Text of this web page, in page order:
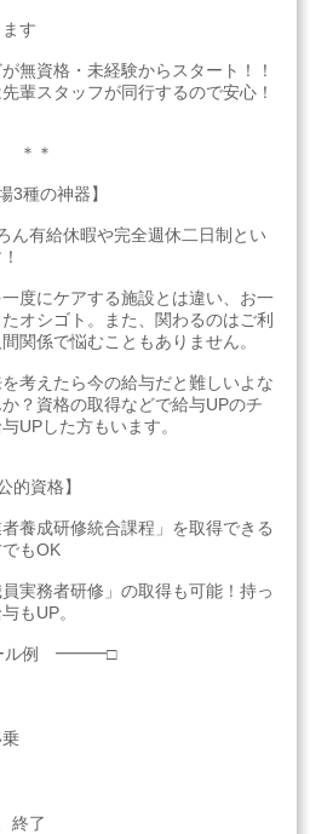
す
無資格・未経験からスタート！！
輩スタッフが同行するので安心！
＊＊
3種の神器】
ん有給休暇や完全週休二日制とい
度にケアする施設とは違い、お一
オシゴト。また、関わるのはご利
関係で悩むこともありません。
考えたら今の給与だと難しいよな
？資格の取得などで給与UPのチ
UPした方もいます。
的資格】
養成研修統合課程」を取得できる
もOK
実務者研修」の取得も可能！持っ
もUP。
ル例 ━━━□
終了